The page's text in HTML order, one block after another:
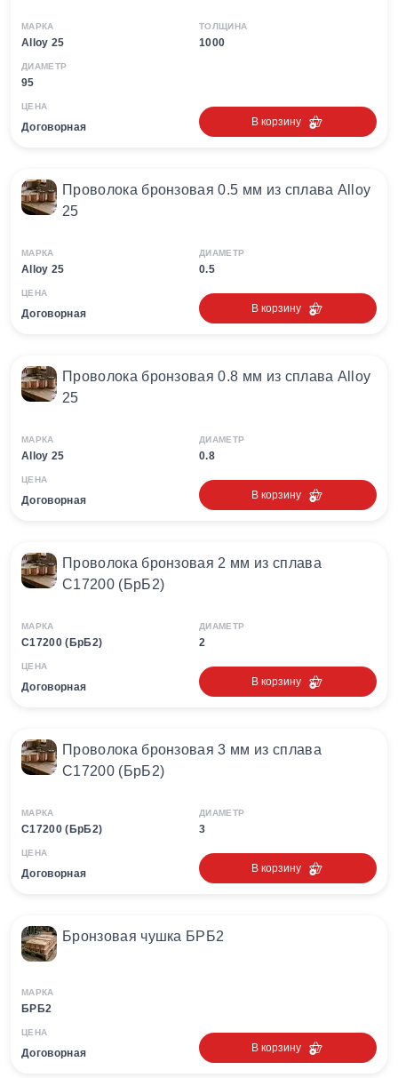
МАРКА
Alloy 25
ТОЛЩИНА
1000
ДИАМЕТР
95
ЦЕНА
Договорная В корзину
Проволока бронзовая 0.5 мм из сплава Alloy
25
МАРКА
Alloy 25
ДИАМЕТР
0.5
ЦЕНА
Договорная В корзину
Проволока бронзовая 0.8 мм из сплава Alloy
25
МАРКА
Alloy 25
ДИАМЕТР
0.8
ЦЕНА
Договорная В корзину
Проволока бронзовая 2 мм из сплава
С17200 (БрБ2)
МАРКА
С17200 (БрБ2)
ДИАМЕТР
2
ЦЕНА
Договорная В корзину
Проволока бронзовая 3 мм из сплава
С17200 (БрБ2)
МАРКА
С17200 (БрБ2)
ДИАМЕТР
3
ЦЕНА
Договорная В корзину
Бронзовая чушка БРБ2
МАРКА
БРБ2
ЦЕНА
Договорная В корзину